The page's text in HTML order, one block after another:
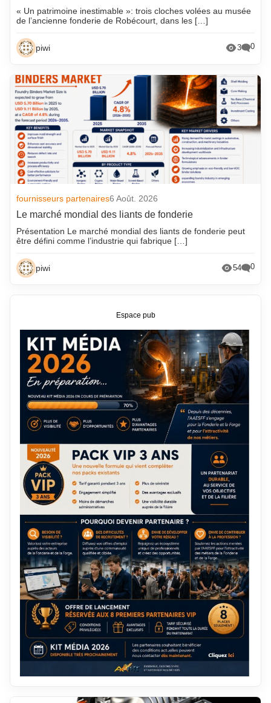
« Un patrimoine inestimable »: trois cloches volées au musée
de l’ancienne fonderie de Robécourt, dans les […]
piwi 3 0
fournisseurs partenaires6 Août. 2026
Le marché mondial des liants de fonderie
Présentation Le marché mondial des liants de fonderie peut
être défini comme l’industrie qui fabrique […]
piwi 54 0
Espace pub